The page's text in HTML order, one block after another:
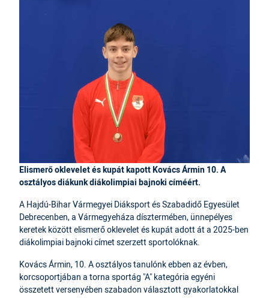
Elismerő oklevelet és kupát kapott Kovács Ármin 10. A
osztályos diákunk diákolimpiai bajnoki címéért.
A Hajdú-Bihar Vármegyei Diáksport és Szabadidő Egyesület
Debrecenben, a Vármegyeháza dísztermében, ünnepélyes
keretek között elismerő oklevelet és kupát adott át a 2025-ben
diákolimpiai bajnoki címet szerzett sportolóknak.
Kovács Ármin, 10. A osztályos tanulónk ebben az évben,
korcsoportjában a torna sportág "A" kategória egyéni
összetett versenyében szabadon választott gyakorlatokkal